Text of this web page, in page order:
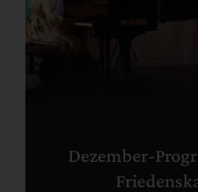
Dezember-